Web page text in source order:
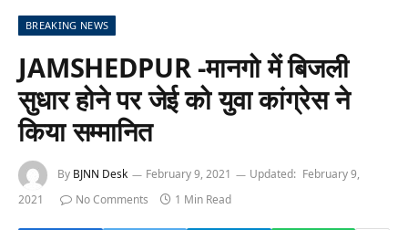
BREAKING NEWS
JAMSHEDPUR -मानगो में बिजली
सुधार होने पर जेई को युवा कांग्रेस ने
किया सम्मानित
By BJNN Desk February 9, 2021 Updated: February 9,
2021
No Comments 1 Min Read